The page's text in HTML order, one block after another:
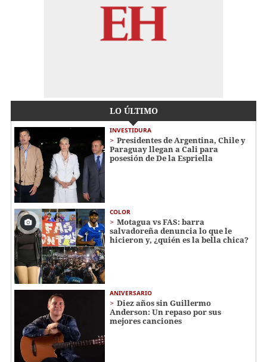
LO ÚLTIMO
INVESTIDURA
Presidentes de Argentina, Chile y
Paraguay llegan a Cali para
posesión de De la Espriella
COLOR
Motagua vs FAS: barra
salvadoreña denuncia lo que le
hicieron y, ¿quién es la bella chica?
ANIVERSARIO
Diez años sin Guillermo
Anderson: Un repaso por sus
mejores canciones